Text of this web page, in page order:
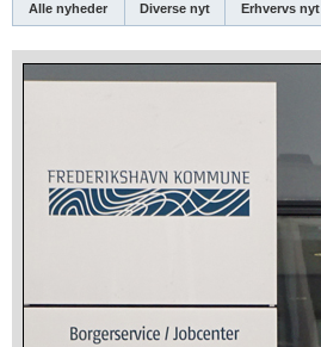
Alle nyheder Diverse nyt Erhvervs nyt